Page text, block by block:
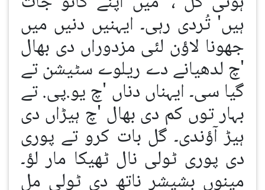
ہیں' تُردی رہی۔ ایہنیں دنیں میں
جھونا لاؤن لئی مزدوراں دی بھال
'چ لدھیانے دے ریلوے سٹیشن تے
گیا سی۔ ایہناں دناں 'چ یو.پی. تے
بہار توں کم دی بھال 'چ ہیڑاں دی
ہیڑ آؤندی۔ گل بات کرو تے پوری
دی پوری ٹولی نال ٹھیکا مار لؤ۔
مینوں بشیشر ناتھ دی ٹولی مل